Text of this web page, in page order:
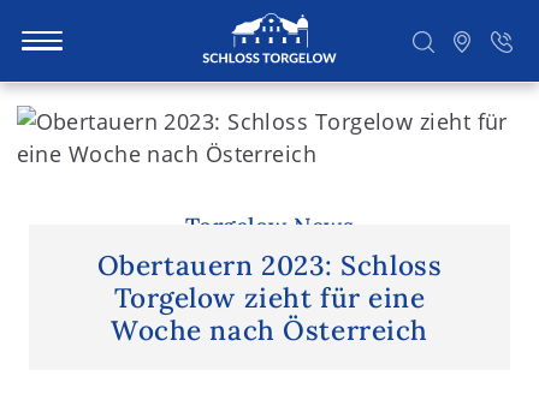
S
Torgelow News
Obertauern 2023: Schloss
Torgelow zieht für eine
Woche nach Österreich